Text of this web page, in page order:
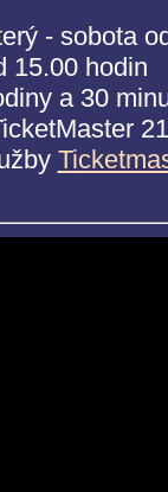
- sobota
15.00 hodin
a 30